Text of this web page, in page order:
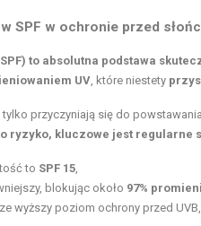
SPF w ochronie przed
to absolutna podstawa
UV , które niestety
przyczyniają się do powstawania
ryzyko, kluczowe jest regularne
to SPF 15
blokując około 97%
wyższy poziom ochrony przed